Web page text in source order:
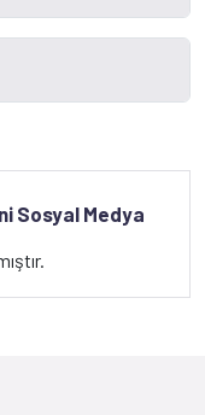
Sosyal Medya